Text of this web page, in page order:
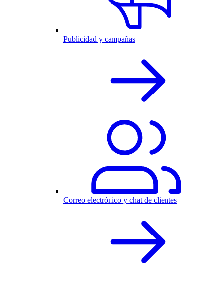
Publicidad y campañas
Correo electrónico y chat de clientes